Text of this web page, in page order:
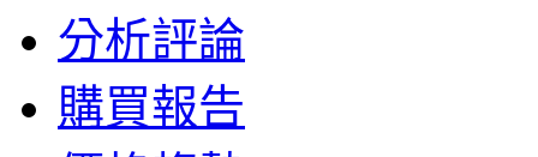
分析評論
購買報告